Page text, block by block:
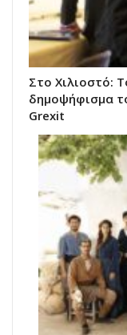
Στο Χιλιοστό:
δημοψήφισμα
Grexit